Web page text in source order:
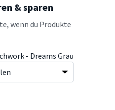
& sparen
wenn du Produkte
- Dreams Grau